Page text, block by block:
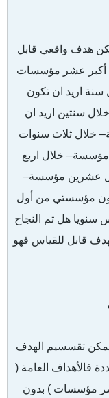
هدف واقعي قابل
أكبر عشر مؤسسات
اريد ان تكون
سنتين اريد ان
– خلال ثلاث سنوات
مؤسسة– خلال اربع
عشرين مؤسسة–
مؤسستي من أول
سنويا هل تم النجاح
قابل للقياس فهو
تقسسيم الهدف
فالأهداف العامة (
مؤسسات ) بدون